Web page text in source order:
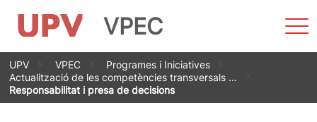
Vés
contingut
VPEC
UPV VPEC
Programes i Iniciatives
Actualització de les competències transversals …
Responsabilitat i presa de decisions